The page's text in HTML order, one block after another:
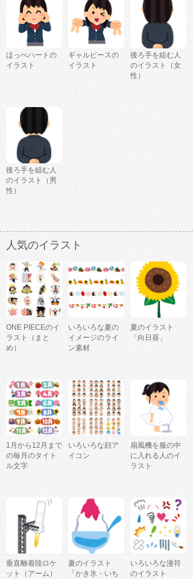
ほっぺハートの
イラスト
ギャルピースの
イラスト
後ろ手を組む人
のイラスト（女
性）
後ろ手を組む人
のイラスト（男
性）
人気のイラスト
ONE PIECEのイ
ラスト（まと
め）
いろいろな夏の
イメージのライ
ン素材
夏のイラスト
「向日葵」
1月から12月まで
の毎月のタイト
ル文字
いろいろな顔ア
イコン
扇風機を服の中
に入れる人のイ
ラスト
垂直離着陸ロケ
ット（アーム）
夏のイラスト
「かき氷・いち
いろいろな漫符
のイラスト